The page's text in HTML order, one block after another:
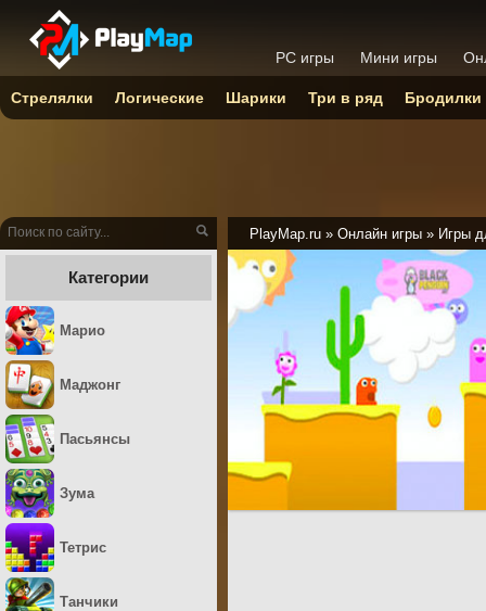
PlayMap.ru » Онлайн игры » Игры
Категории
Марио
Маджонг
Пасьянсы
Зума
Тетрис
Танчики
PC игры Мини игры
Стрелялки Логические Шарики Три в ряд Бродилки